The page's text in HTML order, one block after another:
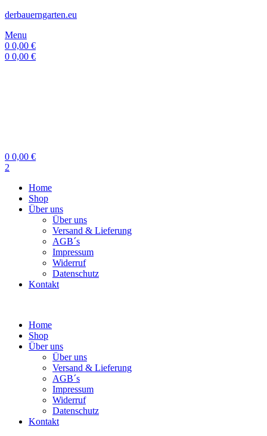
derbauerngarten.eu
Menu
0 0,00 €
0 0,00 €
0 0,00 €
2
Home
Shop
Über uns
Über uns
Versand & Lieferung
AGB´s
Impressum
Widerruf
Datenschutz
Kontakt
Home
Shop
Über uns
Über uns
Versand & Lieferung
AGB´s
Impressum
Widerruf
Datenschutz
Kontakt